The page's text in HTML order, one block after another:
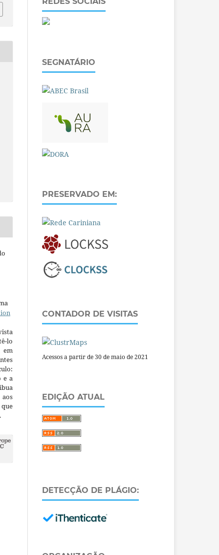
lo
em
e a
SEGNATÁRIO
PRESERVADO EM:
CONTADOR DE VISITAS
Acessos a partir de 30 de maio de 2021
EDIÇÃO ATUAL
DETECÇÃO DE PLÁGIO: